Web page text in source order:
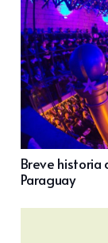
Breve historia
Paraguay